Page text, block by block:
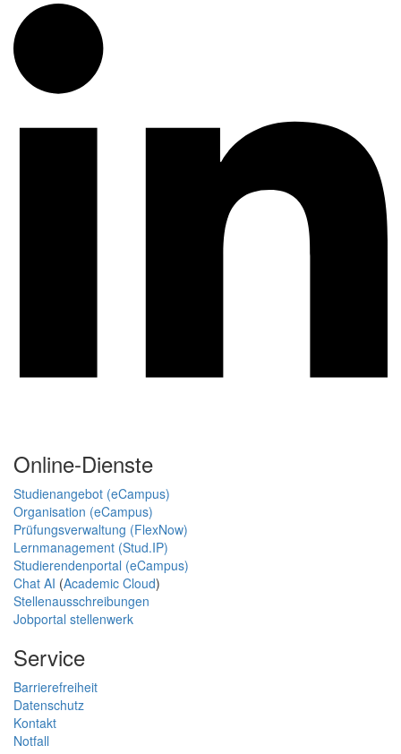
Online-Dienste
Studienangebot (eCampus)
Organisation (eCampus)
Prüfungsverwaltung (FlexNow)
Lernmanagement (Stud.IP)
Studierendenportal (eCampus)
Chat AI (Academic Cloud)
Stellenausschreibungen
Jobportal stellenwerk
Service
Barrierefreiheit
Datenschutz
Kontakt
Notfall